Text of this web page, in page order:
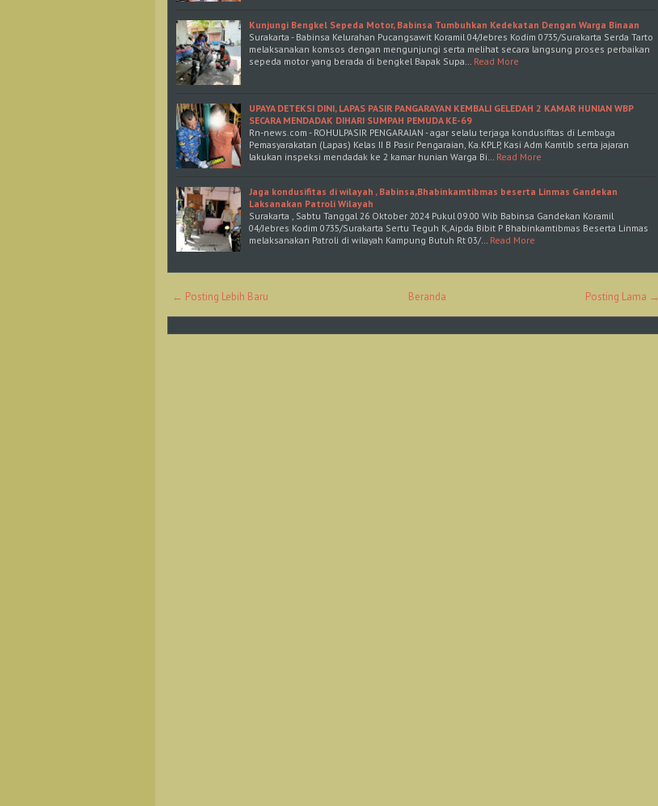
Kunjungi Bengkel Sepeda Motor, Babinsa Tumbuhkan Kedekatan Dengan Warga Binaan
Surakarta - Babinsa Kelurahan Pucangsawit Koramil 04/Jebres Kodim 0735/Surakarta Serda Tarto
melaksanakan komsos dengan mengunjungi serta melihat secara langsung proses perbaikan
sepeda motor yang berada di bengkel Bapak Supa… Read More
UPAYA DETEKSI DINI, LAPAS PASIR PANGARAYAN KEMBALI GELEDAH 2 KAMAR HUNIAN WBP
SECARA MENDADAK DIHARI SUMPAH PEMUDA KE-69
Rn-news.com - ROHULPASIR PENGARAIAN - agar selalu terjaga kondusifitas di Lembaga
Pemasyarakatan (Lapas) Kelas II B Pasir Pengaraian, Ka.KPLP, Kasi Adm Kamtib serta jajaran
lakukan inspeksi mendadak ke 2 kamar hunian Warga Bi… Read More
Jaga kondusifitas di wilayah , Babinsa,Bhabinkamtibmas beserta Linmas Gandekan
Laksanakan Patroli Wilayah
Surakarta , Sabtu Tanggal 26 Oktober 2024 Pukul 09.00 Wib Babinsa Gandekan Koramil
04/Jebres Kodim 0735/Surakarta Sertu Teguh K,Aipda Bibit P Bhabinkamtibmas Beserta Linmas
melaksanakan Patroli di wilayah Kampung Butuh Rt 03/… Read More
← Posting Lebih Baru Posting Lama →
Beranda